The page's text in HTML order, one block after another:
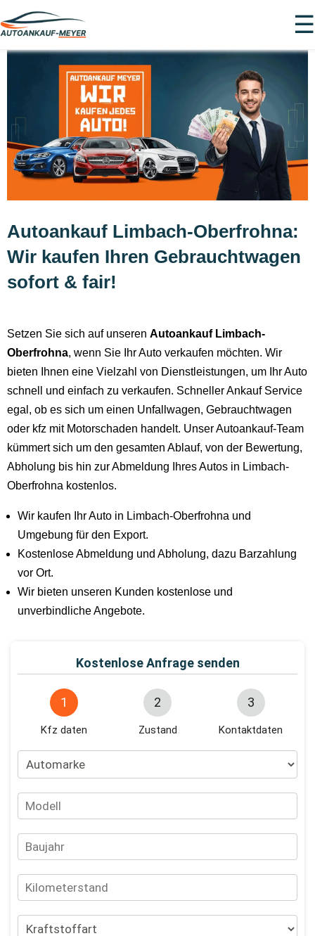
☰
Autoankauf Limbach-Oberfrohna:
Wir kaufen Ihren Gebrauchtwagen
sofort & fair!
Setzen Sie sich auf unseren Autoankauf Limbach-
Oberfrohna, wenn Sie Ihr Auto verkaufen möchten. Wir
bieten Ihnen eine Vielzahl von Dienstleistungen, um Ihr Auto
schnell und einfach zu verkaufen. Schneller Ankauf Service
egal, ob es sich um einen Unfallwagen, Gebrauchtwagen
oder kfz mit Motorschaden handelt. Unser Autoankauf-Team
kümmert sich um den gesamten Ablauf, von der Bewertung,
Abholung bis hin zur Abmeldung Ihres Autos in Limbach-
Oberfrohna kostenlos.
Wir kaufen Ihr Auto in Limbach-Oberfrohna und
Umgebung für den Export.
Kostenlose Abmeldung und Abholung, dazu Barzahlung
vor Ort.
Wir bieten unseren Kunden kostenlose und
unverbindliche Angebote.